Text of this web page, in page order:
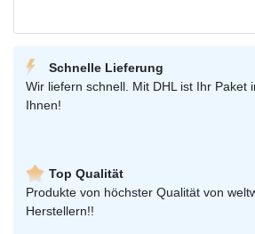
Schnelle Lieferung
Wir liefern schnell. Mit DHL ist Ihr Paket
Ihnen!
Top Qualität
Produkte von höchster Qualität von
Herstellern!!